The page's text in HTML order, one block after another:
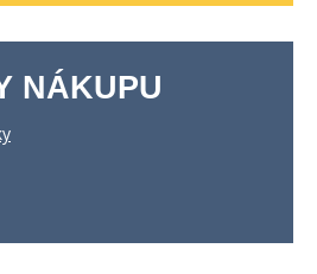
NÁKUPU